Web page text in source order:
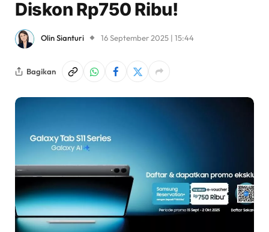
Diskon Rp750 Ribu!
Olin Sianturi 16 September 2025 | 15:44
Bagikan